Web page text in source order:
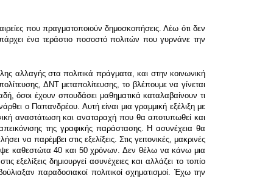
που πραγματοποιούν δημοσκοπήσεις. Λέω ότι δεν
ένα τεράστιο ποσοστό πολιτών που γυρνάνε την
αλλαγής στα πολιτικά πράγματα, και στην κοινωνική
ΔΝΤ μεταπολίτευσης, το βλέπουμε να γίνεται
όσοι έχουν σπουδάσει μαθηματικά καταλαβαίνουν τι
ο Παπανδρέου. Αυτή είναι μια γραμμική εξέλιξη με
αναστάτωση και αναταραχή που θα αποτυπωθεί και
της γραφικής παράστασης. Η ασυνέχεια θα
να παρέμβει στις εξελίξεις. Στις γειτονικές, μακρινές
καθεστώτα 40 και 50 χρόνων. Δεν θέλω να κάνω μια
δημιουργεί ασυνέχειες και αλλάζει το τοπίο
παραδοσιακοί πολιτικοί σχηματισμοί. Έχω την